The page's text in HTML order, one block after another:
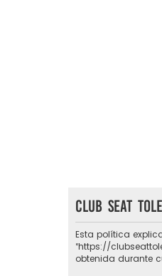
Club Seat
Esta política
“https://
obtenida durante